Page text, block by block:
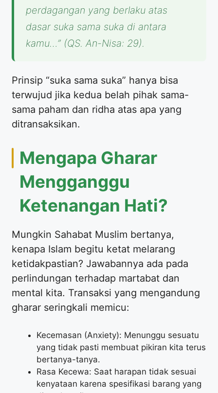
perdagangan yang berlaku atas
dasar suka sama suka di antara
kamu…” (QS. An-Nisa: 29).
Prinsip “suka sama suka” hanya bisa
terwujud jika kedua belah pihak sama-
sama paham dan ridha atas apa yang
ditransaksikan.
Mengapa Gharar
Mengganggu
Ketenangan Hati?
Mungkin Sahabat Muslim bertanya,
kenapa Islam begitu ketat melarang
ketidakpastian? Jawabannya ada pada
perlindungan terhadap martabat dan
mental kita. Transaksi yang mengandung
gharar seringkali memicu:
Kecemasan (Anxiety): Menunggu sesuatu
yang tidak pasti membuat pikiran kita terus
bertanya-tanya.
Rasa Kecewa: Saat harapan tidak sesuai
kenyataan karena spesifikasi barang yang